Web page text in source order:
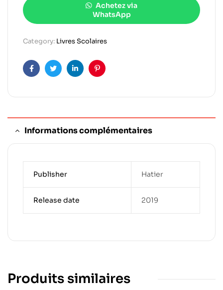
Achetez via
WhatsApp
Category: Livres Scolaires
FacebookTwitterLinkedinPinterest
Informations complémentaires
Publisher Hatier
Release date 2019
Produits similaires